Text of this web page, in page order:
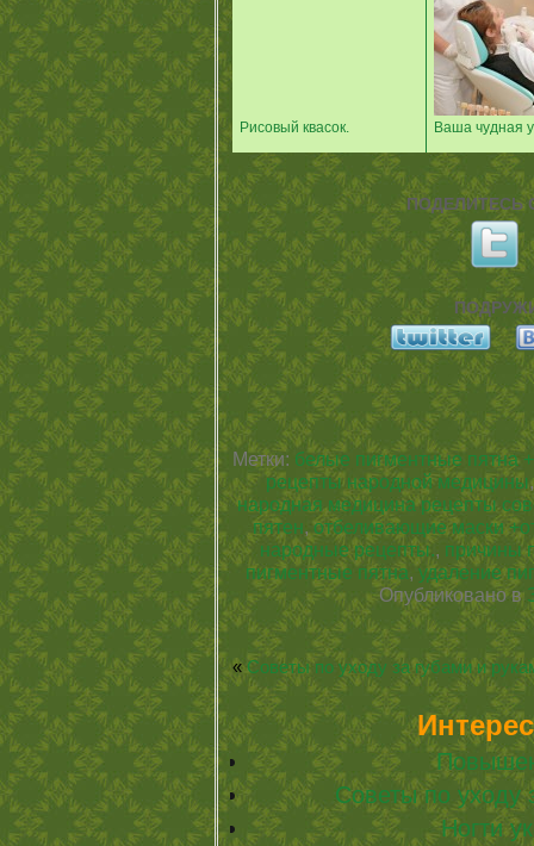
Рисовый квасок. Ваша чудная
ПОДЕЛИТЕСЬ
Метки: белые пигментные пятна
рецепты народной медицины
народная медицина рецепты
пятен, отбеливающие маски
народные рецепты., причины
пигментные пятна,удаление
Опубликовано в
«Советы по уходу за губами и
Советы по уходу
Ногти